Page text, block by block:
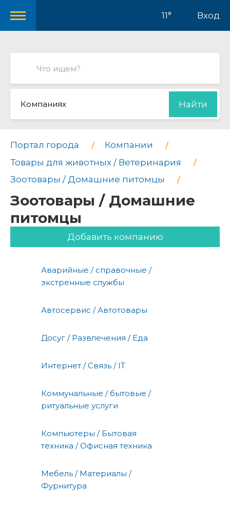
11° Вход
Компаниях Найти
Портал города
Компании
Товары для животных / Ветеринария
Зоотовары / Домашние питомцы
Зоотовары / Домашние
питомцы
Добавить компанию
Аварийные / справочные /
экстренные службы
Автосервис / Автотовары
Досуг / Развлечения / Еда
Интернет / Связь / IT
Коммунальные / бытовые /
ритуальные услуги
Компьютеры / Бытовая
техника / Офисная техника
Мебель / Материалы /
Фурнитура